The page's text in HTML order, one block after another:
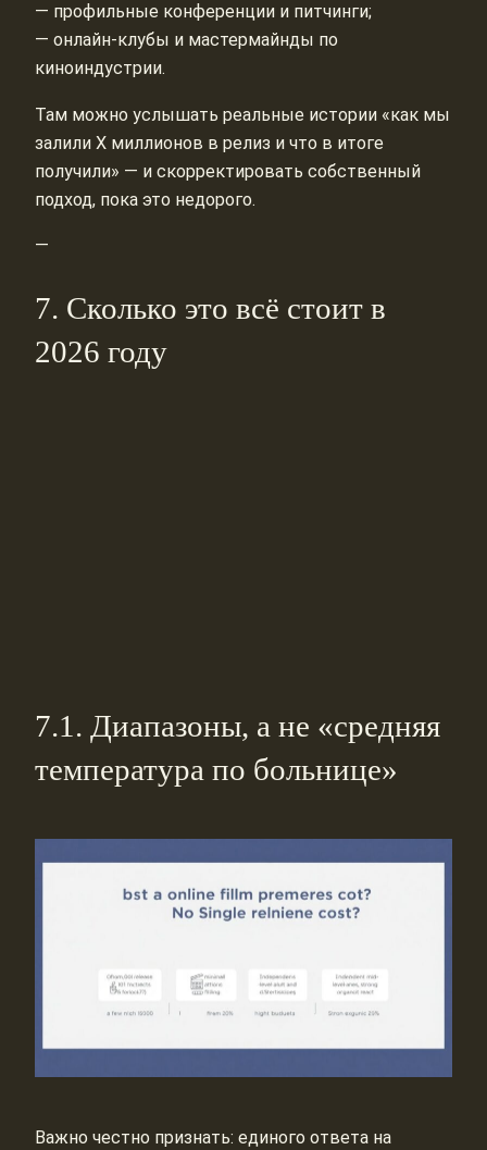
— профильные конференции и питчинги;
— онлайн‑клубы и мастермайнды по
киноиндустрии.
Там можно услышать реальные истории «как мы
залили X миллионов в релиз и что в итоге
получили» — и скорректировать собственный
подход, пока это недорого.
—
7. Сколько это всё стоит в
2026 году
7.1. Диапазоны, а не «средняя
температура по больнице»
Важно честно признать: единого ответа на